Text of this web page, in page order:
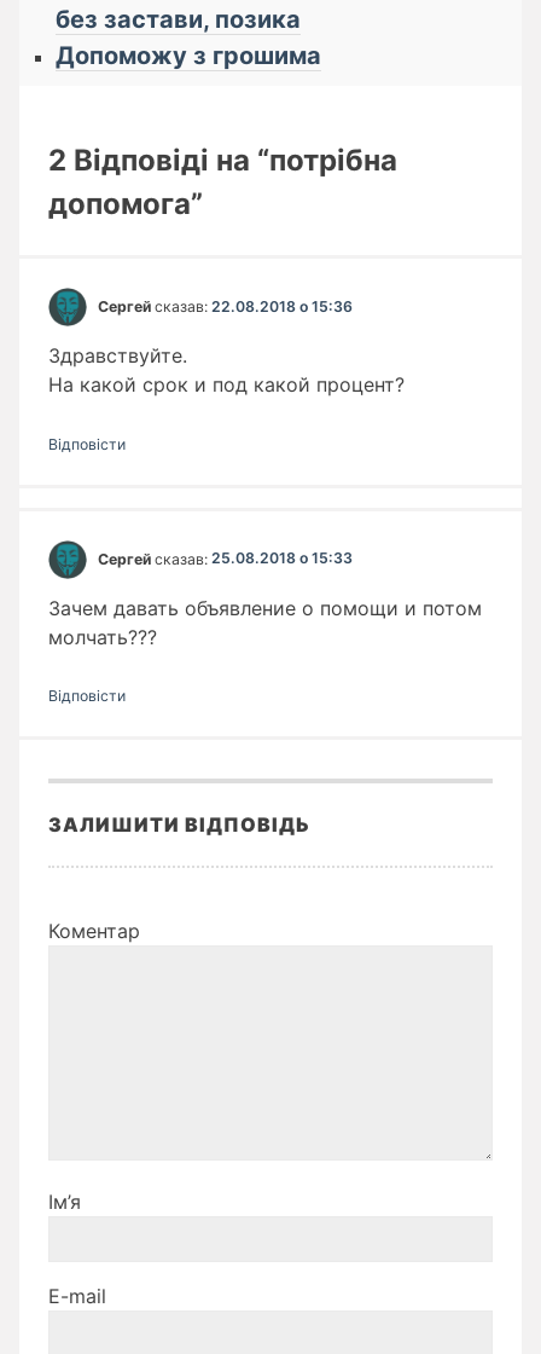
без застави, позика
Допоможу з грошима
2 Відповіді на “потрібна
допомога”
Сергей сказав: 22.08.2018 о 15:36
Здравствуйте.
На какой срок и под какой процент?
Відповіcти
Сергей сказав: 25.08.2018 о 15:33
Зачем давать объявление о помощи и потом
молчать???
Відповіcти
ЗАЛИШИТИ ВІДПОВІДЬ
Коментар
Ім’я
E-mail